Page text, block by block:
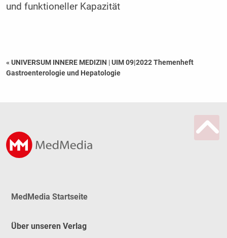
und funktioneller Kapazität
« UNIVERSUM INNERE MEDIZIN |UIM 09|2022 Themenheft
Gastroenterologie und Hepatologie
MedMedia Startseite
Über unseren Verlag